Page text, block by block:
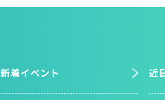
新着イベント 近